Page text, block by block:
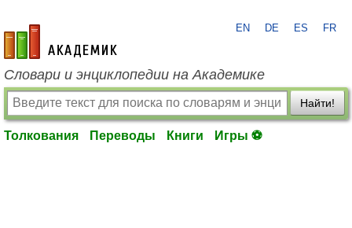
academic.ru
EN DE ES FR
Словари и энциклопедии на Академике
Найти!
Толкования Переводы Книги Игры ⚽